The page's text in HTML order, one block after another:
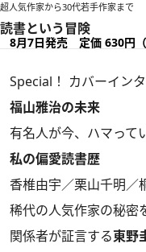
超人気作家から30代若手作家まで
読書という冒険
8月7日発売 定価 630円（
Special！ カバーイン
福山雅治の未来
有名人が今、ハマって
私の偏愛読書歴
香椎由宇／栗山千明／
稀代の人気作家の秘密
関係者が証言する東野